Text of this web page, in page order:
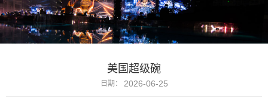
美国超级碗
日期： 2026-06-25